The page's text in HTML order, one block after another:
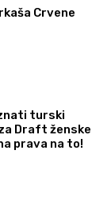
Crvene
turski
Draft ženske
prava na to!